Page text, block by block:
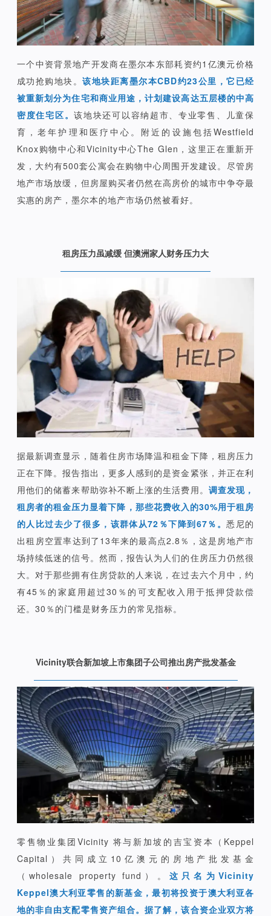
一个中资背景地产开发商在墨尔本东部耗资约1亿澳元价格
成功抢购地块。该地块距离墨尔本CBD约23公里，它已经
被重新划分为住宅和商业用途，计划建设高达五层楼的中高
密度住宅区。该地块还可以容纳超市、专业零售、儿童保
育，老年护理和医疗中心。附近的设施包括Westfield
Knox购物中心和Vicinity中心The Glen，这里正在重新开
发，大约有500套公寓会在购物中心周围开发建设。尽管房
地产市场放缓，但房屋购买者仍然在高房价的城市中争夺最
实惠的房产，墨尔本的地产市场仍然被看好。
租房压力虽减缓 但澳洲家人财务压力大
据最新调查显示，随着住房市场降温和租金下降，租房压力
正在下降。报告指出，更多人感到的是资金紧张，并正在利
用他们的储蓄来帮助弥补不断上涨的生活费用。 调查发现，
租房者的租金压力显着下降，那些花费收入的30%用于租房
的人比过去少了很多，该群体从72％下降到67％。悉尼的
出租房空置率达到了13年来的最高点2.8％，这是房地产市
场持续低迷的信号。然而，报告认为人们的住房压力仍然很
大。对于那些拥有住房贷款的人来说，在过去六个月中，约
有45％的家庭用超过30％的可支配收入用于抵押贷款偿
还。30％的门槛是财务压力的常见指标。
Vicinity联合新加坡上市集团子公司推出房产批发基金
零售物业集团Vicinity 将与新加坡的吉宝资本（Keppel
Capital）共同成立10亿澳元的房地产批发基金
（wholesale property fund）。 这只名为Vicinity
Keppel澳大利亚零售的新基金，最初将投资于澳大利亚各
地的非自由支配零售资产组合。据了解，该合资企业双方将